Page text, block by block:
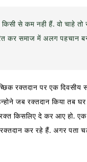
से कम नही हैं. वो चाहे तो
कर समाज में अलग पहचान
रक्तदान पर एक दिवसीय
जब रक्तदान किया तब घर
रक्त किसलिए दे कर आए हो.
कर रहे हैं. अगर पता